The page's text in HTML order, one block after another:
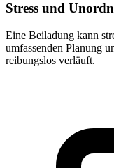
Stress und
Eine Beiladung kann
umfassenden Planung
reibungslos verläuft.